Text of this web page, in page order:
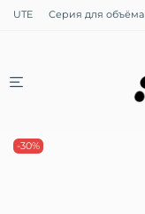
UTE Серия для объёма
-30%